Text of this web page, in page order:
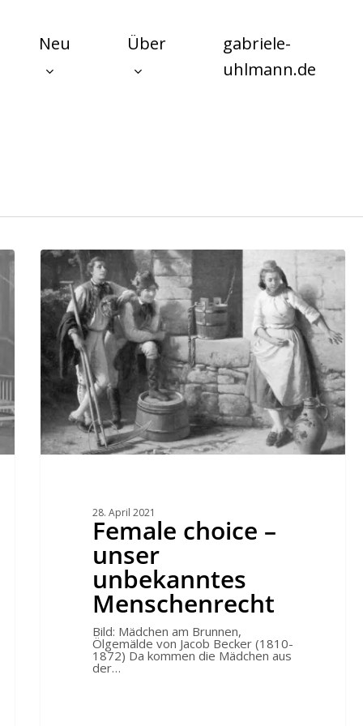
Neu Über
gabriele-
uhlmann.de
Female
choice
unser
unbekanntes
Menschenrecht
28. April 2021
Female choice –
unser
unbekanntes
Menschenrecht
Bild: Mädchen am Brunnen,
Ölgemälde von Jacob Becker (1810-
1872) Da kommen die Mädchen aus
der…